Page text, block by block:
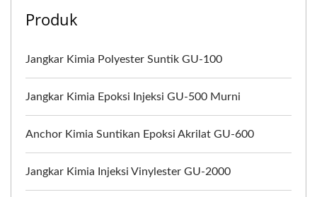
Produk
Jangkar Kimia Polyester Suntik GU-100
Jangkar Kimia Epoksi Injeksi GU-500 Murni
Anchor Kimia Suntikan Epoksi Akrilat GU-600
Jangkar Kimia Injeksi Vinylester GU-2000